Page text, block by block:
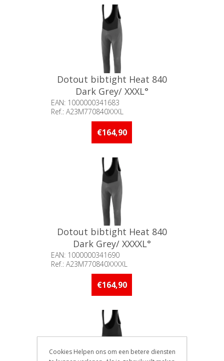
Dotout bibtight Heat 840
Dark Grey/ XXXL°
EAN: 1000000341683
Ref.: A23M770840XXXL
Beschikbaarheid:: Minder dan 5
stuks op voorraad
€164,90
Dotout bibtight Heat 840
Dark Grey/ XXXXL°
EAN: 1000000341690
Ref.: A23M770840XXXXL
Beschikbaarheid:: Minder dan 5
stuks op voorraad
€164,90
Cookies Helpen ons om een betere diensten